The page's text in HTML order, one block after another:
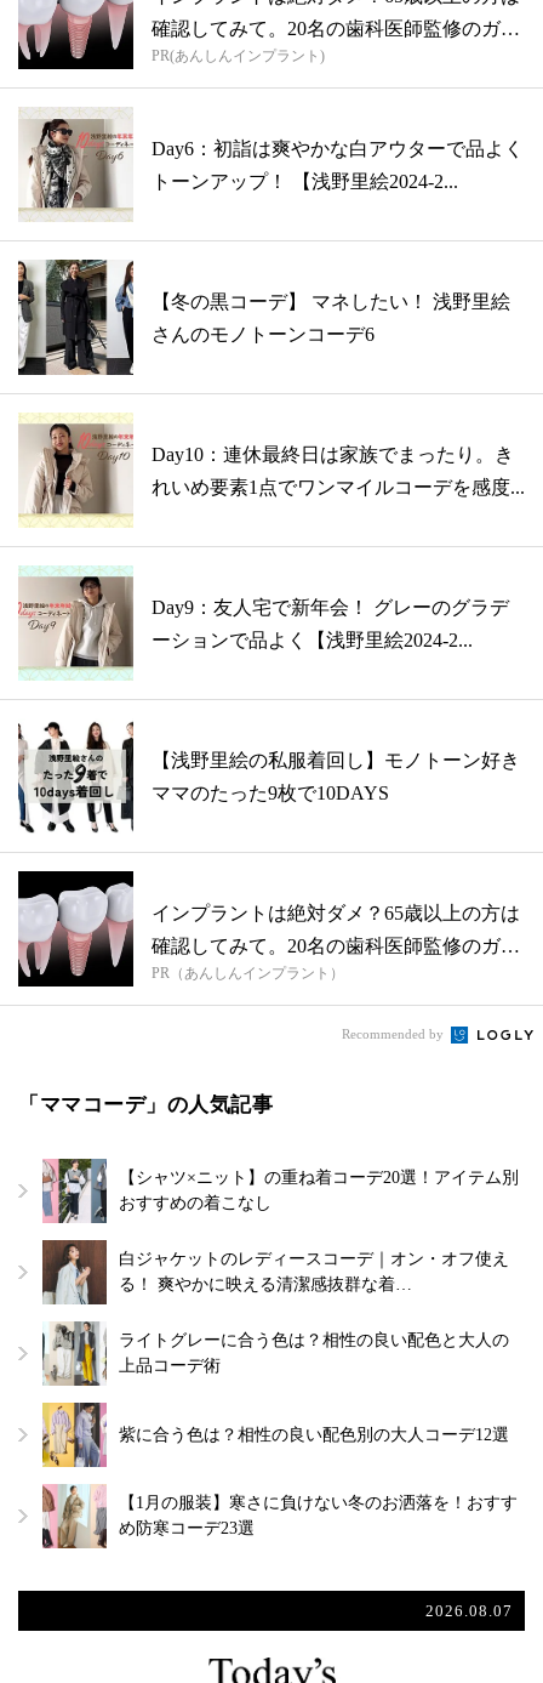
確認してみて。20名の歯科医師監修のガ
イ...
PR(あんしんインプラント)
Day6：初詣は爽やかな白アウターで品よく
トーンアップ！ 【浅野里絵2024-2...
【冬の黒コーデ】 マネしたい！ 浅野里絵
さんのモノトーンコーデ6
Day10：連休最終日は家族でまったり。き
れいめ要素1点でワンマイルコーデを感度...
Day9：友人宅で新年会！ グレーのグラデ
ーションで品よく【浅野里絵2024-2...
【浅野里絵の私服着回し】モノトーン好き
ママのたった9枚で10DAYS
インプラントは絶対ダメ？65歳以上の方は
確認してみて。20名の歯科医師監修のガ
イ...
PR（あんしんインプラント）
Recommended by
「ママコーデ」の人気記事
【シャツ×ニット】の重ね着コーデ20選！アイテム別
おすすめの着こなし
白ジャケットのレディースコーデ｜オン・オフ使え
る！ 爽やかに映える清潔感抜群な着…
ライトグレーに合う色は？相性の良い配色と大人の
上品コーデ術
紫に合う色は？相性の良い配色別の大人コーデ12選
【1月の服装】寒さに負けない冬のお洒落を！おすす
め防寒コーデ23選
2026.08.07